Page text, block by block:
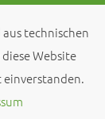
technischen
Website
einverstanden.